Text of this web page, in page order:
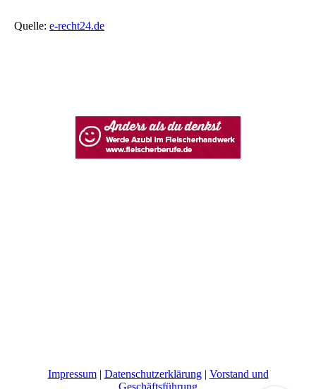
Quelle: e-recht24.de
Impressum| Datenschutzerklärung| Vorstand und